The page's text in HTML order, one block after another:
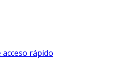
rápido